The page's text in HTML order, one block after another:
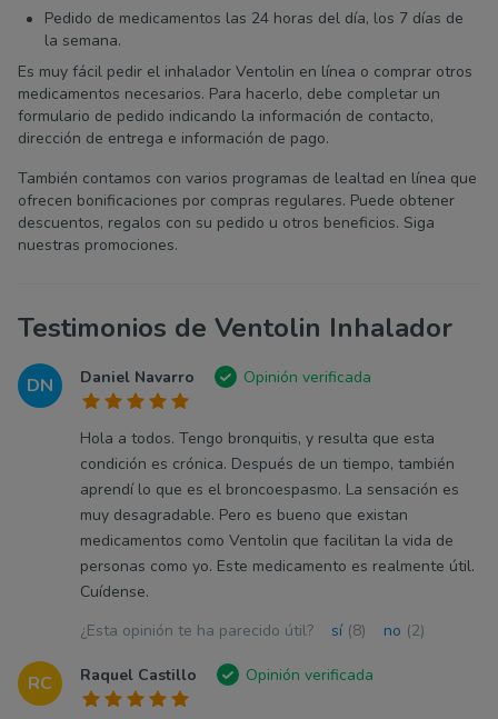
Pedido de medicamentos las 24 horas del día, los 7 días de
la semana.
Es muy fácil pedir el inhalador Ventolin en línea o comprar otros
medicamentos necesarios. Para hacerlo, debe completar un
formulario de pedido indicando la información de contacto,
dirección de entrega e información de pago.
También contamos con varios programas de lealtad en línea que
ofrecen bonificaciones por compras regulares. Puede obtener
descuentos, regalos con su pedido u otros beneficios. Siga
nuestras promociones.
Testimonios de Ventolin Inhalador
DN Daniel Navarro Opinión verificada
Hola a todos. Tengo bronquitis, y resulta que esta
condición es crónica. Después de un tiempo, también
aprendí lo que es el broncoespasmo. La sensación es
muy desagradable. Pero es bueno que existan
medicamentos como Ventolin que facilitan la vida de
personas como yo. Este medicamento es realmente útil.
Cuídense.
¿Esta opinión te ha parecido útil?
sí (8) no (2)
RC Raquel Castillo Opinión verificada